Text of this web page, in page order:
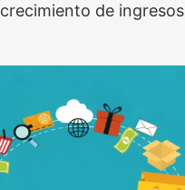
de ingresos